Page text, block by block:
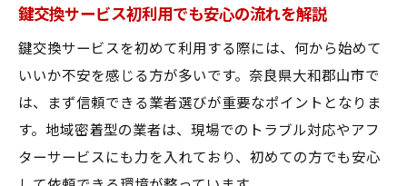
鍵交換サービス初利用でも安心の流れを解説
鍵交換サービスを初めて利用する際には、何から始めて
いいか不安を感じる方が多いです。奈良県大和郡山市で
は、まず信頼できる業者選びが重要なポイントとなりま
す。地域密着型の業者は、現場でのトラブル対応やアフ
ターサービスにも力を入れており、初めての方でも安心